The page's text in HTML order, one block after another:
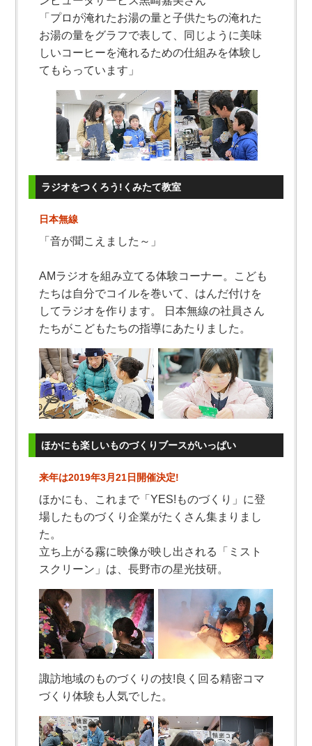
「プロが淹れたお湯の量と子供たちの淹れた
お湯の量をグラフで表して、同じように美味
しいコーヒーを淹れるための仕組みを体験し
てもらっています」
ラジオをつくろう!くみたて教室
日本無線
「音が聞こえました～」
AMラジオを組み立てる体験コーナー。こども
たちは自分でコイルを巻いて、はんだ付けを
してラジオを作ります。 日本無線の社員さん
たちがこどもたちの指導にあたりました。
ほかにも楽しいものづくりブースがいっぱい
来年は2019年3月21日開催決定!
ほかにも、これまで「YES!ものづくり」に登
場したものづくり企業がたくさん集まりまし
た。
立ち上がる霧に映像が映し出される「ミスト
スクリーン」は、長野市の星光技研。
諏訪地域のものづくりの技!良く回る精密コマ
づくり体験も人気でした。